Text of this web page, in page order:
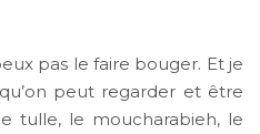
pas le faire bouger. Et je
peut regarder et être
tulle, le moucharabieh, le